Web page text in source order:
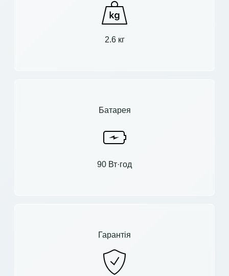
2.6 кг
Батарея
90 Вт·год
Гарантія